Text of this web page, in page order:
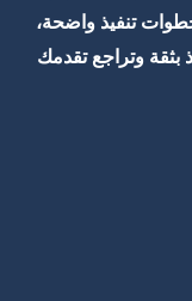
تنفيذ واضحة،
بثقة وتراجع تقدمك